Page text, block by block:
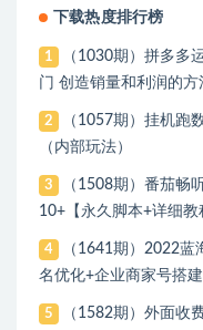
下载热度排行榜
1
（1030期）拼多多
门 创造销量和利润的方
2
（1057期）挂机跑
（内部玩法）
3
（1508期）番茄畅
10+【永久脚本+详细教
4
（1641期）2022
名优化+企业商家号搭
5
（1582期）外面收